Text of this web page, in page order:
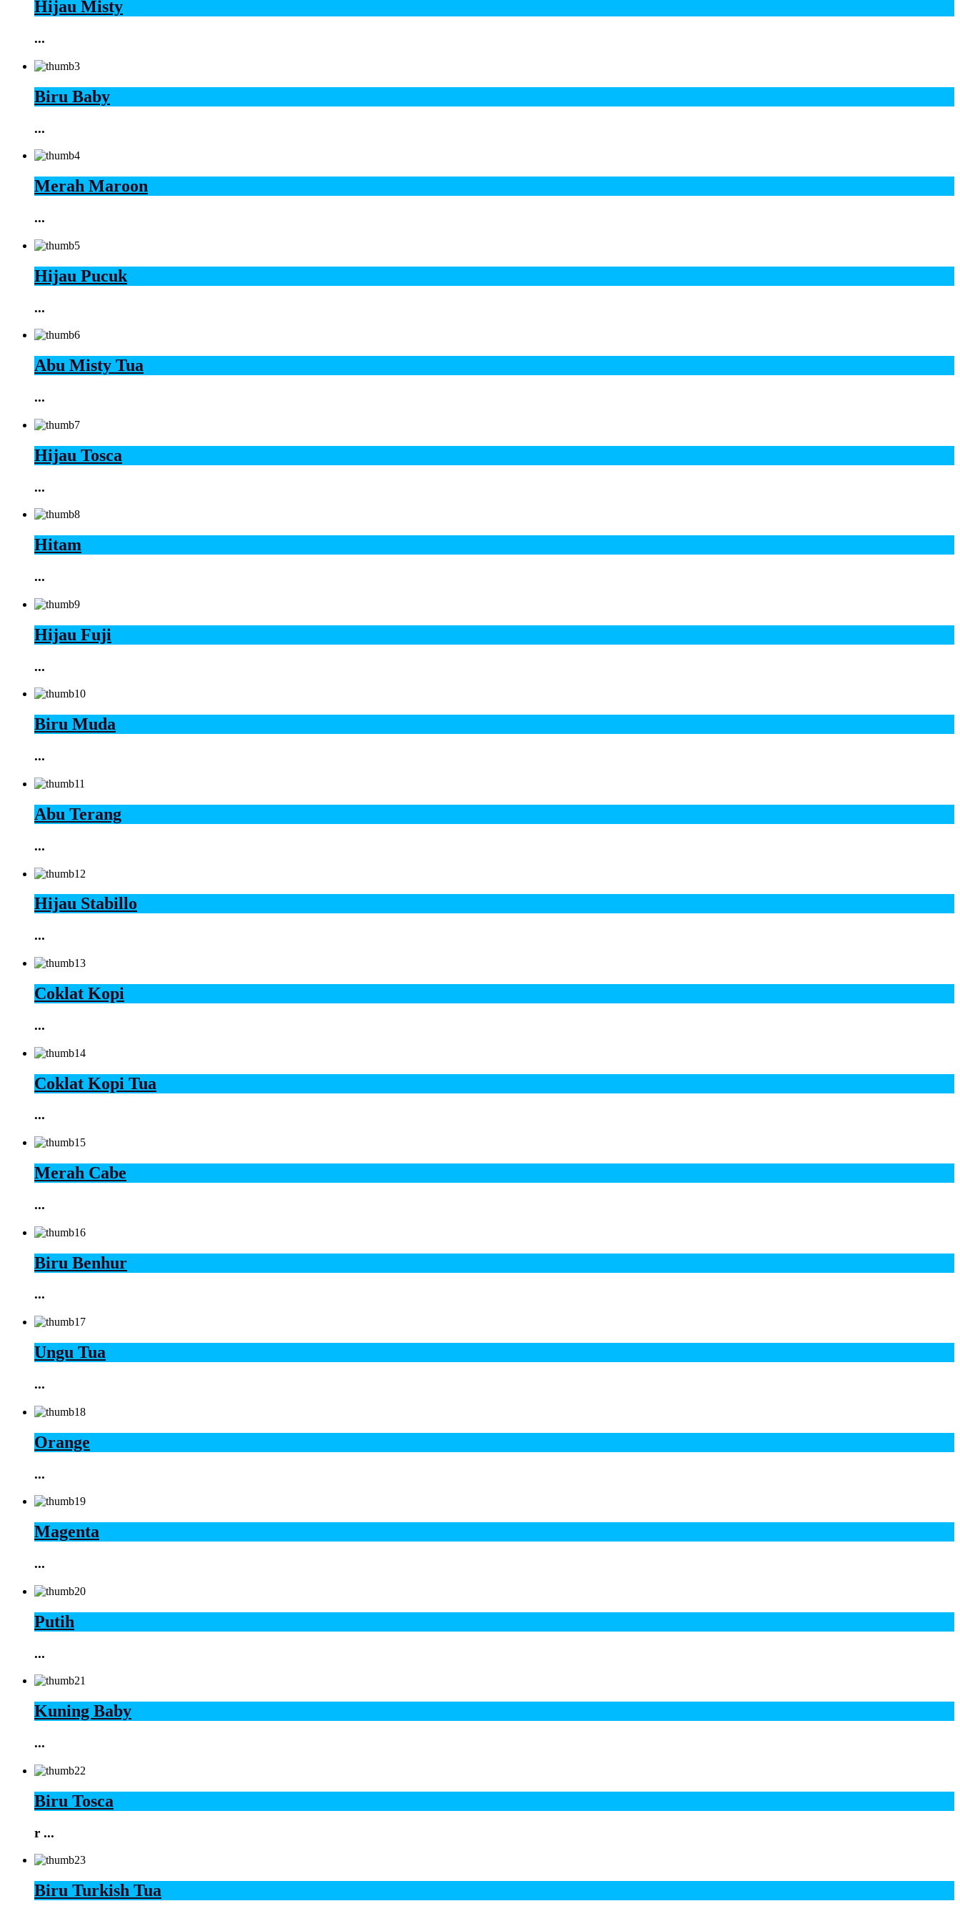
Hijau Misty
...
Biru Baby
...
Merah Maroon
...
Hijau Pucuk
...
Abu Misty Tua
...
Hijau Tosca
...
Hitam
...
Hijau Fuji
...
Biru Muda
...
Abu Terang
...
Hijau Stabillo
...
Coklat Kopi
...
Coklat Kopi Tua
...
Merah Cabe
...
Biru Benhur
...
Ungu Tua
...
Orange
...
Magenta
...
Putih
...
Kuning Baby
...
Biru Tosca
r ...
Biru Turkish Tua